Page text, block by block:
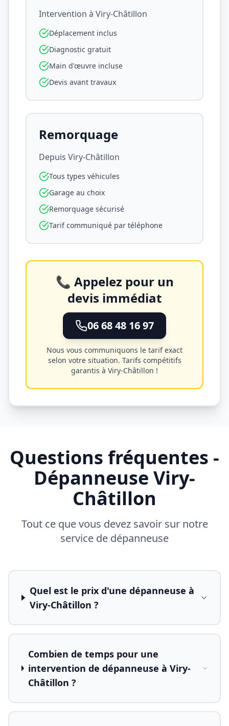
Intervention à Viry-Châtillon
Déplacement inclus
Diagnostic gratuit
Main d'œuvre incluse
Devis avant travaux
Remorquage
Depuis Viry-Châtillon
Tous types véhicules
Garage au choix
Remorquage sécurisé
Tarif communiqué par téléphone
📞 Appelez pour un
devis immédiat
06 68 48 16 97
Nous vous communiquons le tarif exact
selon votre situation. Tarifs compétitifs
garantis à Viry-Châtillon !
Questions fréquentes -
Dépanneuse Viry-
Châtillon
Tout ce que vous devez savoir sur notre
service de dépanneuse
Quel est le prix d'une dépanneuse à
Viry-Châtillon ?
Combien de temps pour une
intervention de dépanneuse à Viry-
Châtillon ?